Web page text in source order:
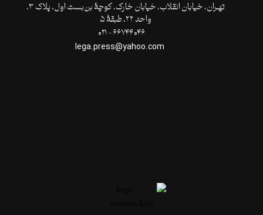
تهـران،‌ خیابان انقلاب، خیابان خارک، کوچۀ بن‌بست اول، پلاک ۳،
واحد ۲۲، طبقۀ ۵